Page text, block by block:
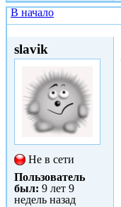
В начало
slavik
Не в сети
Пользователь
был: 9 лет 9
недель назад